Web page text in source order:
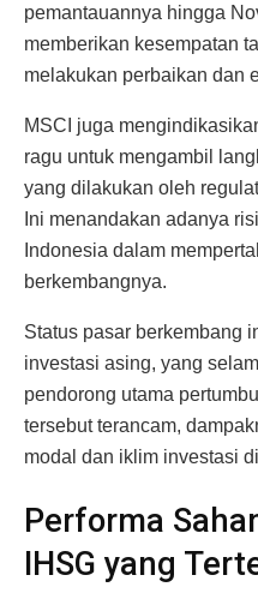
pemantauannya hingga
memberikan kesempatan
melakukan perbaikan dan
MSCI juga
ragu untuk mengambil
yang dilakukan oleh
Ini menandakan adanya
Indonesia dalam
berkembangnya.
Status pasar berkembang
investasi asing, yang
pendorong utama
tersebut terancam,
modal dan iklim investasi
Performa
IHSG yang